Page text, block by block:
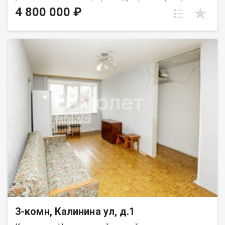
проспект Октябрьский, 60. Общая площадь квартиры
составляет 47 м². Квартира отлично подойдёт для семьи с
изолированные спальни, раздельный санузел и балкон. Окна
квартиры выходят в тихий зелёный двор, что обеспечивает
спокойствие и отсутствие шума от проезжей части. В
квартире выполнен косметический ремонт, благодаря чему
можно заехать и жить сразу после покупки. Квартира очень
тёплая, комфортная для проживания в любое время года.
Дом расположен в районе с развитой инфраструктурой и
отличной транспортной доступностью. В шаговой
доступности находятся Бульвар Строителей, Московская
площадь, ТЦ «Лето», магазины, школы, детские сады и
остановки общественного транспорта. Удобная транспортная
развязка позволяет быстро добраться в любую часть
города. Дополнительным преимуществом является наличие
хорошей наземной парковки рядом с домом, где всегда
можно найти место для автомобиля. В доме проживают
спокойные и тихие соседи, что создаёт комфортную
атмосферу для проживания. Приобретая недвижимость
через АН «Самолет Плюс», вы получаете:• юридическое
4 800 000 ₽
3-комн, Калинина ул, д.1